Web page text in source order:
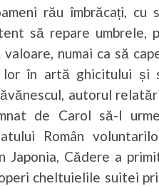
rău îmbrăcați, cu
să repare umbrele,
numai ca să
în artă ghicitului și
autorul
de Carol să-l
Român
Japonia, Cădere a
cheltuielile suitei